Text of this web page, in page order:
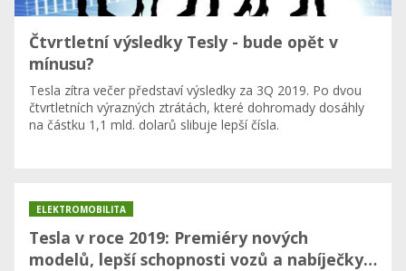
Čtvrtletní výsledky Tesly - bude opět v
mínusu?
Tesla zítra večer představí výsledky za 3Q 2019. Po dvou
čtvrtletních výrazných ztrátách, které dohromady dosáhly
na částku 1,1 mld. dolarů slibuje lepší čísla.
Tesla v roce 2019: Premiéry nových
modelů, lepší schopnosti vozů a nabíječky…
ELEKTROMOBILITA